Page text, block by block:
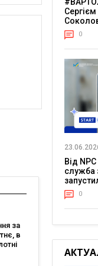
за
в
Тереном
напрузі
0
Від
служба
молоді
0